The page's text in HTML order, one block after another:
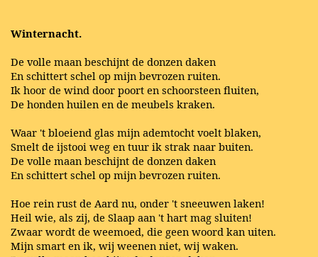
Winternacht.
De volle maan beschijnt de donzen daken
En schittert schel op mijn bevrozen ruiten.
Ik hoor de wind door poort en schoorsteen fluiten,
De honden huilen en de meubels kraken.
Waar 't bloeiend glas mijn ademtocht voelt blaken,
Smelt de ijstooi weg en tuur ik strak naar buiten.
De volle maan beschijnt de donzen daken
En schittert schel op mijn bevrozen ruiten.
Hoe rein rust de Aard nu, onder 't sneeuwen laken!
Heil wie, als zij, de Slaap aan 't hart mag sluiten!
Zwaar wordt de weemoed, die geen woord kan uiten.
Mijn smart en ik, wij weenen niet, wij waken.